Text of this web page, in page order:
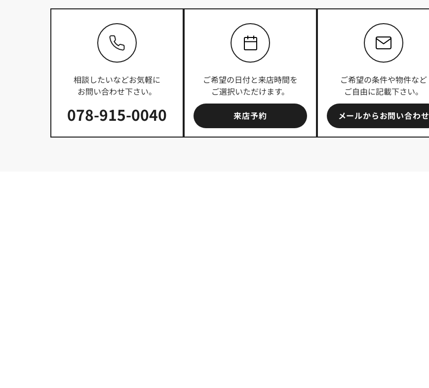
相談したいなどお気軽に
お問い合わせ下さい。
078-915-0040
ご希望の日付と来店時間を
ご選択いただけます。
来店予約
ご希望の条件や物件など
ご自由に記載下さい。
メールからお問い合わせ